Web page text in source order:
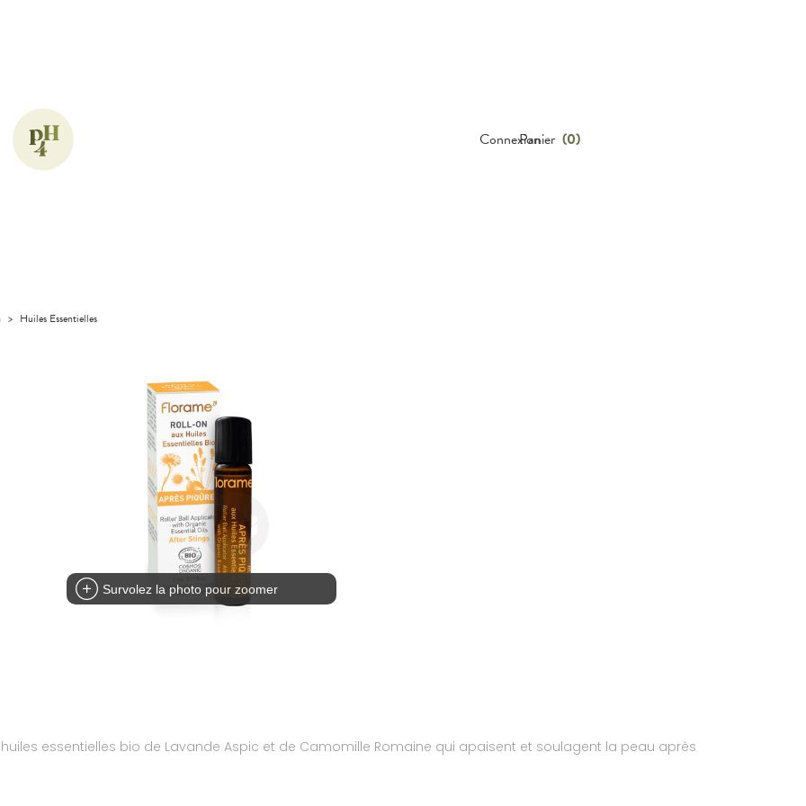
Connexion
Panier (0)
> Huiles Essentielles
Survolez la photo pour zoomer
essentielles bio de Lavande Aspic et de Camomille Romaine qui apaisent et soulagent la peau après